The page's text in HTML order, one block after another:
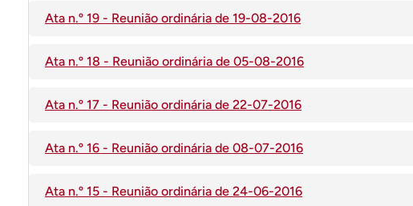
Ata n.º 19 - Reunião ordinária de 19-08-2016
Ata n.º 18 - Reunião ordinária de 05-08-2016
Ata n.º 17 - Reunião ordinária de 22-07-2016
Ata n.º 16 - Reunião ordinária de 08-07-2016
Ata n.º 15 - Reunião ordinária de 24-06-2016